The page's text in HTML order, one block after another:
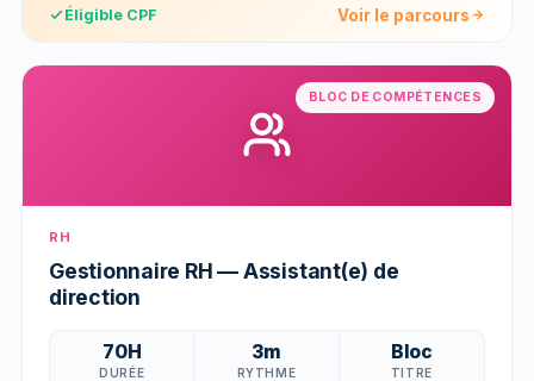
Éligible CPF Voir le parcours
BLOC DE COMPÉTENCES
RH
Gestionnaire RH — Assistant(e) de
direction
70H
DURÉE
3m
RYTHME
Bloc
TITRE